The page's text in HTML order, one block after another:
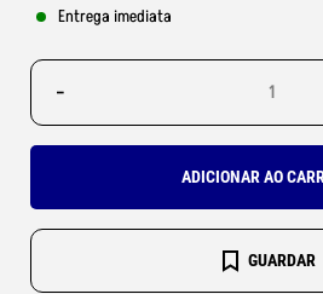
Entrega imediata
-
ADICIONAR AO
GUARDAR